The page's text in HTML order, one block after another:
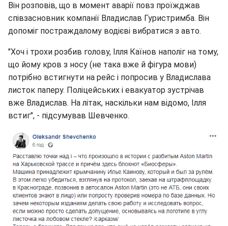
Він розповів, що в момент аварії повз проїжджав
співзасновник компанії Владислав Гуристримба. Він
допоміг постраждалому водієві вибратися з авто.
"Хоч і трохи розбив голову, Ілля Каїнов наполіг на тому,
що йому кров з носу (не така вже й фігура мови)
потрібно встигнути на рейс і попросив у Владислава
листок паперу. Поліцейських і евакуатор зустрічав
вже Владислав. На літак, наскільки нам відомо, Ілля
встиг", - підсумував Шевченко.